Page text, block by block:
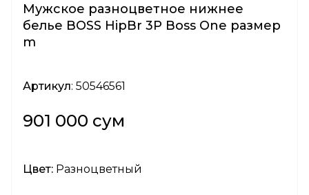
Мужское разноцветное нижнее
белье BOSS HipBr 3P Boss One размер
m
Артикул: 50546561
901 000 сум
Цвет: Разноцветный